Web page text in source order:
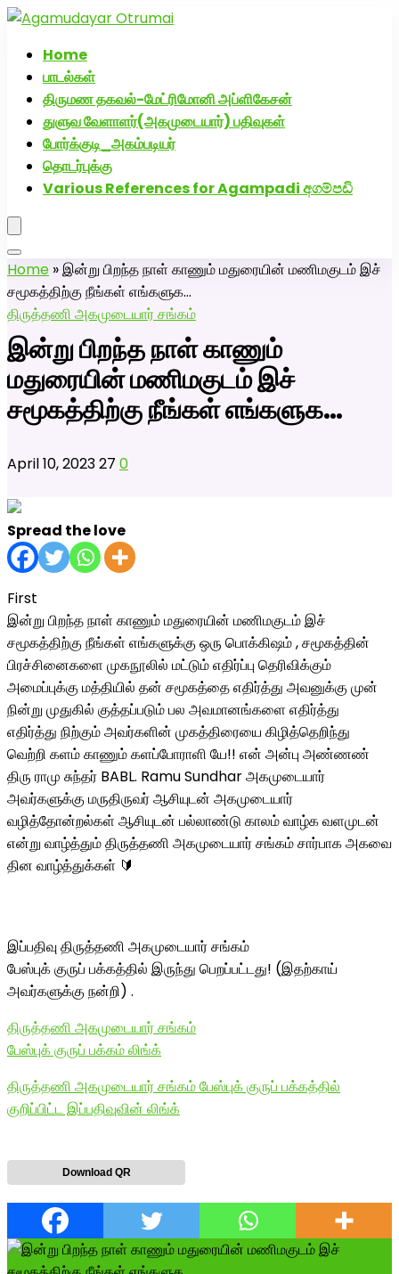
Home
பாடல்கள்
திருமண தகவல்-மேட்ரிமோனி அப்ளிகேசன்
துளுவ வேளாளர்(அகமுடையார்) பதிவுகள்
போர்க்குடி_அகம்படியர்
தொடர்புக்கு
Various References for Agampadi අගම්පඩි
Home »இன்று பிறந்த நாள் காணும் மதுரையின் மணிமகுடம் இச்
சமூகத்திற்கு நீங்கள் எங்களுக…
திருத்தணி அகமுடையார் சங்கம்
இன்று பிறந்த நாள் காணும்
மதுரையின் மணிமகுடம் இச்
சமூகத்திற்கு நீங்கள் எங்களுக…
April 10, 202327 0
Spread the love
First
இன்று பிறந்த நாள் காணும் மதுரையின் மணிமகுடம் இச்
சமூகத்திற்கு நீங்கள் எங்களுக்கு ஒரு பொக்கிஷம் , சமூகத்தின்
பிரச்சினைகளை முகநூலில் மட்டும் எதிர்ப்பு தெரிவிக்கும்
அமைப்புக்கு மத்தியில் தன் சமூகத்தை எதிர்த்து அவனுக்கு முன்
நின்று முதுகில் குத்தப்படும் பல அவமானங்களை எதிர்த்து
எதிர்த்து நிற்கும் அவர்களின் முகத்திரையை கிழித்தெறிந்து
வெற்றி களம் காணும் களப்போராளி யே!! என் அன்பு அண்ணண்
திரு ராமு சுந்தர் BABL. Ramu Sundhar அகமுடையார்
அவர்களுக்கு மருதிருவர் ஆசியுடன் அகமுடையார்
வழித்தோன்றல்கள் ஆசியுடன் பல்லாண்டு காலம் வாழ்க வளமுடன்
என்று வாழ்த்தும் திருத்தணி அகமுடையார் சங்கம் சார்பாக அகவை
தின வாழ்த்துக்கள் 🔰
இப்பதிவு திருத்தணி அகமுடையார் சங்கம்
பேஸ்புக் குருப் பக்கத்தில் இருந்து பெறப்பட்டது! (இதற்காய்
அவர்களுக்கு நன்றி) .
திருத்தணி அகமுடையார் சங்கம்
பேஸ்புக் குருப் பக்கம் லிங்க்
திருத்தணி அகமுடையார் சங்கம் பேஸ்புக் குருப் பக்கத்தில்
குறிப்பிட்ட இப்பதிவுவின் லிங்க்
Download QR
அகமுடையார் திருமண வரன்களுக்கு அகமுடையார்மேட்ரி-